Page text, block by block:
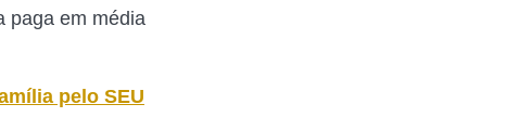
paga em média
pelo SEU